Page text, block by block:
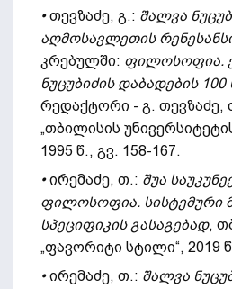
•თევზაძე, გ.: შალვა
აღმოსავლეთის
კრებულში: ფილოსოფია.
ნუცუბიძის დაბადების
რედაქტორი - გ. თევზაძე,
„თბილისის
1995 წ., გვ. 158-167.
•ირემაძე, თ.: შუა
ფილოსოფია. სისტემური
სპეციფიკის გასაგებად,
„ფავორიტი სტილი“, 2019
•ირემაძე, თ.: შალვა